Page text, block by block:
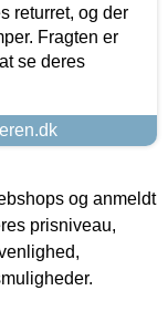
returret, og der
Fragten er
se deres
og anmeldt
prisniveau,